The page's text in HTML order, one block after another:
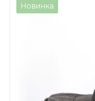
Новинка